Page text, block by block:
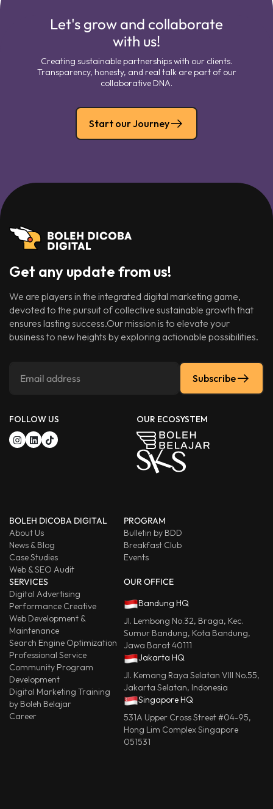
Let's grow and collaborate
with us!
Creating sustainable partnerships with our clients.
Transparency, honesty, and real talk are part of our
collaborative DNA.
Start our Journey
Get any update from us!
We are players in the integrated digital marketing game,
devoted to the pursuit of collective sustainable growth that
ensures lasting success.Our mission is to elevate your
business to new heights by exploring actionable possibilities.
Subscribe
FOLLOW US OUR ECOSYSTEM
BOLEH DICOBA DIGITAL
About Us
News & Blog
Case Studies
Web & SEO Audit
PROGRAM
Bulletin by BDD
Breakfast Club
Events
SERVICES
Digital Advertising
Performance Creative
Web Development &
Maintenance
Search Engine Optimization
Professional Service
Community Program
Development
Digital Marketing Training
by Boleh Belajar
Career
OUR OFFICE
Bandung HQ
Jl. Lembong No.32, Braga, Kec.
Sumur Bandung, Kota Bandung,
Jawa Barat 40111
Jakarta HQ
Jl. Kemang Raya Selatan VIII No.55,
Jakarta Selatan, Indonesia
Singapore HQ
531A Upper Cross Street #04-95,
Hong Lim Complex Singapore
051531